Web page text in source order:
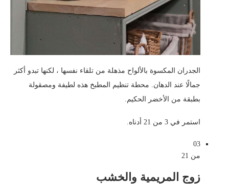
الجدران المكسوة بالألواح مذهلة من تلقاء نفسها ، لكنها تبدو أكثر
جمالًا عند الدهان. محطة تنظيم المطبخ هذه لطيفة ومصقولة
بطبقة من الأخضر الحكيم.
استمر في 3 من 21 أدناه.
03
من 21
زوج المريمية والخشب